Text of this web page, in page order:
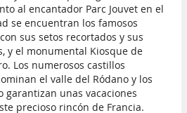
al encantador Parc Jouvet en el
se encuentran los famosos
sus setos recortados y sus
y el monumental Kiosque de
Los numerosos castillos
el valle del Ródano y los
garantizan unas vacaciones
precioso rincón de Francia.